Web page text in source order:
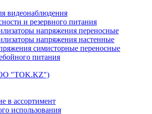
видеонаблюдения
и резервного питания
напряжения переносные
напряжения настенные
симисторные переносные
питания
"TOK.KZ")
в ассортимент
использования